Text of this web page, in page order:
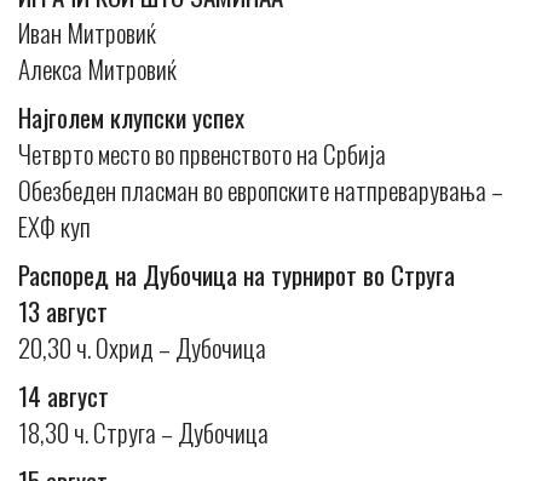
Иван Митровиќ
Алекса Митровиќ
Најголем клупски успех
Четврто место во првенството на Србија
Обезбеден пласман во европските натпреварувања –
ЕХФ куп
Распоред на Дубочица на турнирот во Струга
13 август
20,30 ч. Охрид – Дубочица
14 август
18,30 ч. Струга – Дубочица